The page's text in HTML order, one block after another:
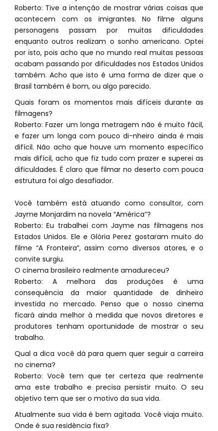
Roberto: Tive a intenção de mostrar várias coisas que
acontecem com os imigrantes. No filme alguns
personagens passam por muitas dificuldades
enquanto outros realizam o sonho americano. Optei
por isto, pois acho que no mundo real muitas pessoas
acabam passando por dificuldades nos Estados Unidos
também. Acho que isto é uma forma de dizer que o
Brasil também é bom, ou algo parecido.
Quais foram os momentos mais difíceis durante as
filmagens?
Roberto: Fazer um longa metragem não é muito fácil,
e fazer um longa com pouco di-nheiro ainda é mais
difícil. Não acho que houve um momento específico
mais difícil, acho que fiz tudo com prazer e superei as
dificuldades. É claro que filmar no deserto com pouca
estrutura foi algo desafiador.
Você também está atuando como consultor, com
Jayme Monjardim na novela “América”?
Roberto: Eu trabalhei com Jayme nas filmagens nos
Estados Unidos. Ele e Glória Perez gostaram muito do
filme “A Fronteira”, assim como diversos atores, e o
convite surgiu.
O cinema brasileiro realmente amadureceu?
Roberto: A melhora das produções é uma
consequência da maior quantidade de dinheiro
investida no mercado. Penso que o nosso cinema
ficará ainda melhor à medida que novos diretores e
produtores tenham oportunidade de mostrar o seu
trabalho.
Qual a dica você dá para quem quer seguir a carreira
no cinema?
Roberto: Você tem que ter certeza que realmente
ama este trabalho e precisa persistir muito. O seu
objetivo tem que ser o motivo da sua vida.
Atualmente sua vida é bem agitada. Você viaja muito.
Onde é sua residência fixa?